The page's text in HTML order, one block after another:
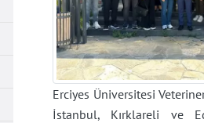
Erciyes Üniversitesi
İstanbul, Kırklareli ve